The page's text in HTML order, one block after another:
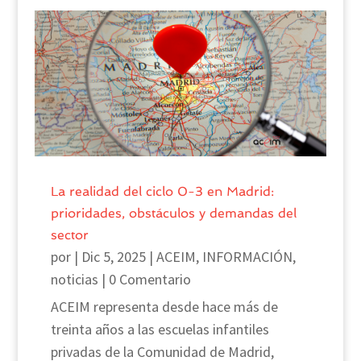
La realidad del ciclo 0-3 en Madrid:
prioridades, obstáculos y demandas del
sector
por | Dic 5, 2025| ACEIM, INFORMACIÓN,
noticias | 0 Comentario
ACEIM representa desde hace más de
treinta años a las escuelas infantiles
privadas de la Comunidad de Madrid,